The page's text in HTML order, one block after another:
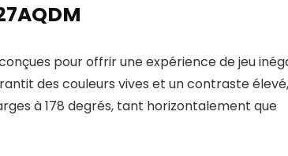
pour offrir une expérience de jeu
des couleurs vives et un contraste
à 178 degrés, tant horizontalement que